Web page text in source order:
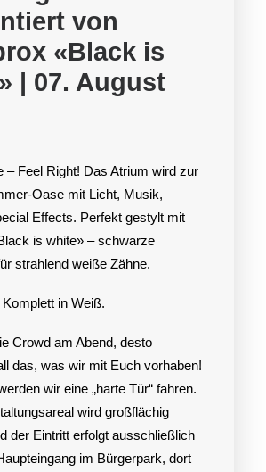
von
«Black is
| 07. August
– Feel Right! Das Atrium wird zur
Oase mit Licht, Musik,
Effects. Perfekt gestylt mit
is white» – schwarze
strahlend weiße Zähne.
in Weiß.
Crowd am Abend, desto
das, was wir mit Euch vorhaben!
wir eine „harte Tür“ fahren.
wird großflächig
der Eintritt erfolgt ausschließlich
im Bürgerpark, dort